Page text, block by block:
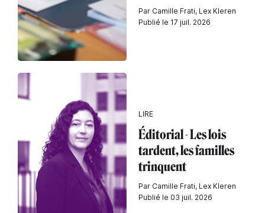
Par Camille Frati, Lex Kleren
Publié le 17 juil. 2026
LIRE
Éditorial - Les lois
tardent, les familles
trinquent
Par Camille Frati, Lex Kleren
Publié le 03 juil. 2026